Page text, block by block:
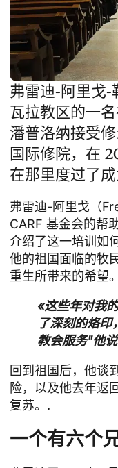
弗雷迪-阿里戈-
瓦拉教区的一
潘普洛纳接受
国际修院，在
在那里度过了
弗雷迪-阿里戈（
CARF 基金会的帮
介绍了这一培训如
他的祖国面临的牧
重生所带来的希望
«这些年对我
了深刻的烙
教会服务"他说
回到祖国后，他谈
险，以及他去年返
复苏。.
一个有六个